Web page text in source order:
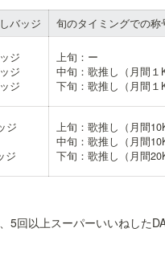
バッジ 旬のタイミングでの
ジ
ジ
ジ
上旬：ー
中旬：歌推し（月間１K
下旬：歌推し（月間１K
ジ
ジ
上旬：歌推し（月間
中旬：歌推し（月間
下旬：歌推し（月間
5回以上スーパーいいねした